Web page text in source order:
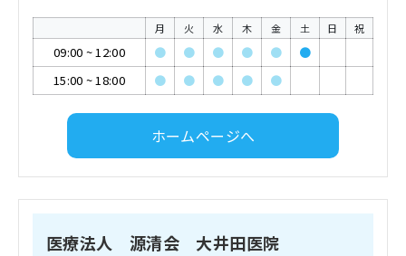
月 火 水 木 金 土 日 祝
09:00 ~12:00 ● ● ● ● ●
●
15:00 ~18:00 ● ● ● ● ●
ホームページへ
医療法人 源清会 大井田医院